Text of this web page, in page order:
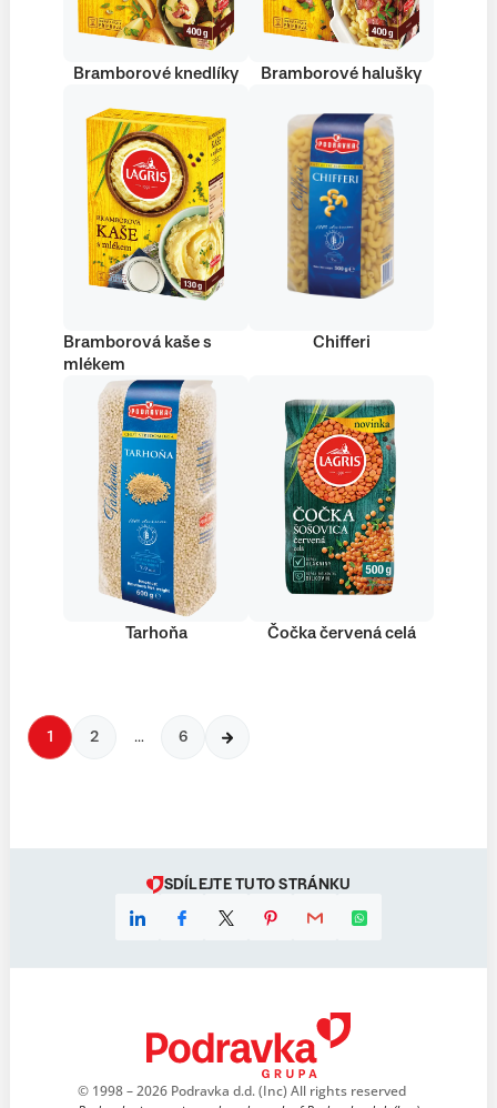
Bramborové knedlíky Bramborové halušky
Bramborová kaše s
mlékem
Chifferi
Tarhoňa Čočka červená celá
1 2 … 6
SDÍLEJTE TUTO STRÁNKU
© 1998 – 2026 Podravka d.d. (Inc) All rights reserved